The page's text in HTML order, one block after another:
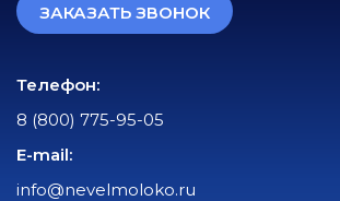
ЗАКАЗАТЬ ЗВОНОК
Телефон:
8 (800) 775-95-05
E-mail:
info@nevelmoloko.ru